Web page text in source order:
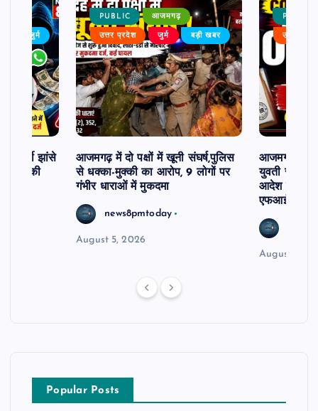
जुर्म
फर्जी झांसे
लाख की
PUBLIC आजमगढ़
उत्तर प्रदेश जुर्म बड़ी खबर
आजमगढ़ में दो पक्षों में खूनी संघर्ष,पुलिस
से धक्का-मुक्की का आरोप, 9 लोगों पर
गंभीर धाराओं में मुकदमा
news8pmtoday
August 5, 2026
PUBLIC
उत्तर
आजमगढ़ दो
युवती से
आदेश पर 10
एफआईआर
August 5,
Popular Posts